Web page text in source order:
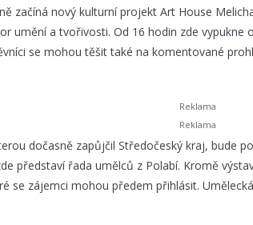
začíná nový kulturní projekt Art House
umění a tvořivosti. Od 16 hodin zde vypukne
se mohou těšit také na komentované
dočasně zapůjčil Středočeský kraj, bude
představí řada umělců z Polabí. Kromě
se zájemci mohou předem přihlásit.